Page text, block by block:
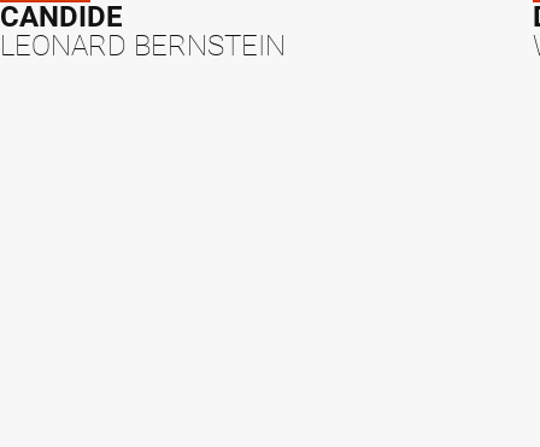
CANDIDE
LEONARD BERNSTEIN